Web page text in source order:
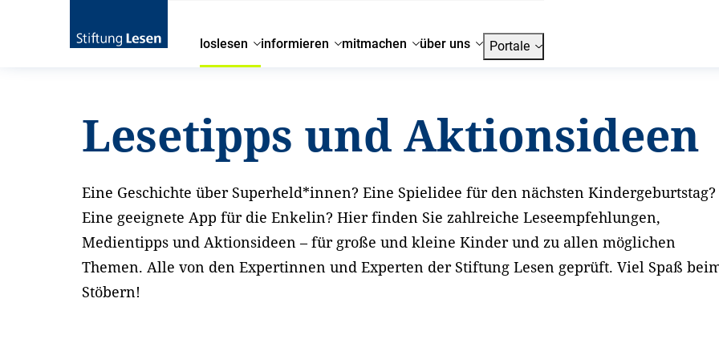
loslesen informieren mitmachen über uns Portale
Lesetipps und Aktionsideen
Eine Geschichte über Superheld*innen? Eine Spielidee für den nächsten Kindergeburtstag?
Eine geeignete App für die Enkelin? Hier finden Sie zahlreiche Leseempfehlungen,
Medientipps und Aktionsideen – für große und kleine Kinder und zu allen möglichen
Themen. Alle von den Expertinnen und Experten der Stiftung Lesen geprüft. Viel Spaß
Stöbern!